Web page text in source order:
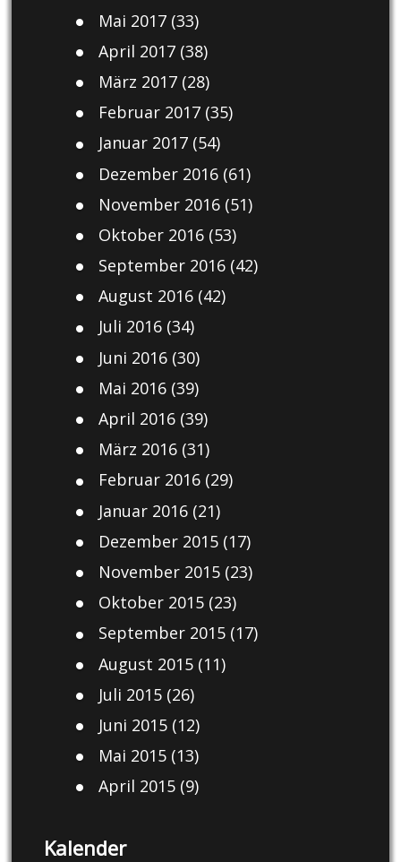
Mai 2017(33)
April 2017(38)
März 2017(28)
Februar 2017(35)
Januar 2017(54)
Dezember 2016(61)
November 2016(51)
Oktober 2016(53)
September 2016(42)
August 2016(42)
Juli 2016(34)
Juni 2016(30)
Mai 2016(39)
April 2016(39)
März 2016(31)
Februar 2016(29)
Januar 2016(21)
Dezember 2015(17)
November 2015(23)
Oktober 2015(23)
September 2015(17)
August 2015(11)
Juli 2015(26)
Juni 2015(12)
Mai 2015(13)
April 2015(9)
Kalender